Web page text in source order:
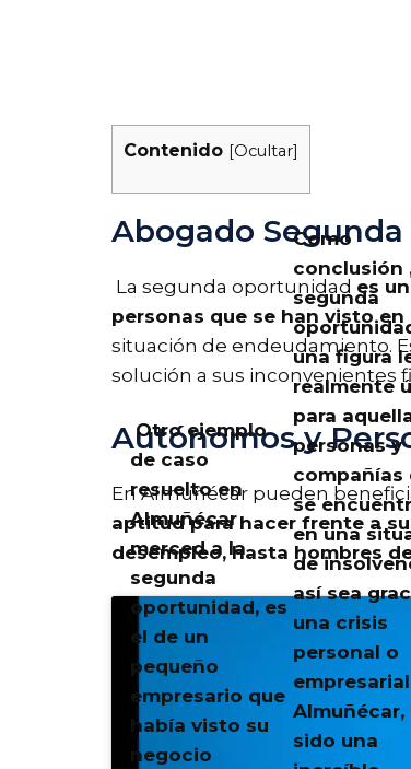
Contenido [Ocultar]
Abogado
La segunda oportunidad es
personas que se han visto
situación de endeudamiento.
solución a sus inconvenientes
Autónomos y
En Almuñécar pueden
aptitud para hacer frente a
desempleo, hasta hombres
Otro ejemplo
de caso
resuelto en
Almuñécar
merced a la
segunda
oportunidad, es
el de un
pequeño
empresario que
había visto su
negocio
Como
conclusión
segunda
una figura
realmente
para
personas y
compañías
se
en una
de
así sea
una crisis
personal o
Almuñécar,
sido una